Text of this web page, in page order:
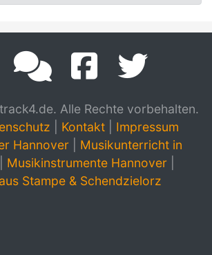
Alle Rechte vorbehalten.
Kontakt
Impressum
Hannover
Musikunterricht in
Musikinstrumente Hannover
Stampe & Schendzielorz